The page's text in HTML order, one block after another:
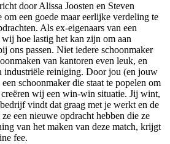
door Alissa Joosten en Steven
om een goede maar eerlijke verdeling te
Als ex-eigenaars van een
hoe lastig het kan zijn om aan
ons passen. Niet iedere schoonmaker
van kantoren even leuk, en
industriële reiniging. Door jou (en jouw
schoonmaker die staat te popelen om
creëren wij een win-win situatie. Jij wint,
vindt dat graag met je werkt en de
een nieuwe opdracht hebben die ze
van het maken van deze match, krijgt
fee.